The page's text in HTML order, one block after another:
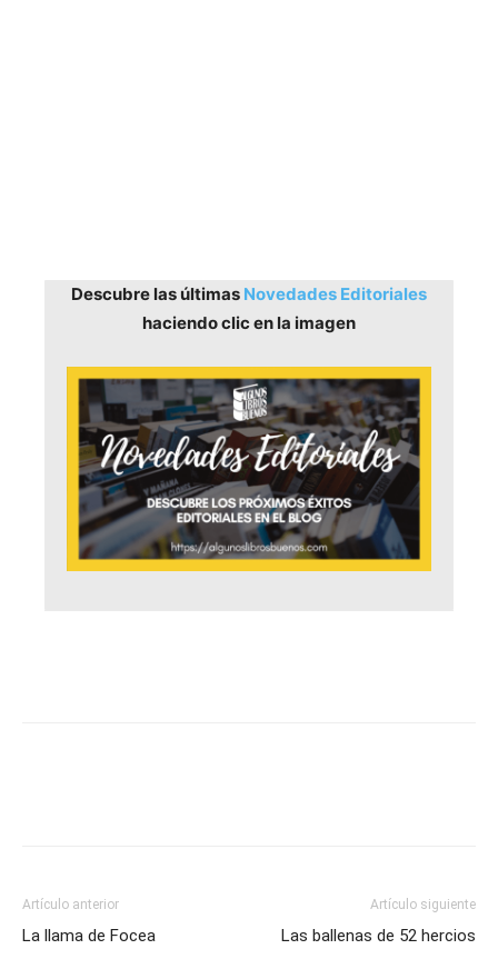
Descubre las últimas Novedades Editoriales
haciendo clic en la imagen
Artículo anterior
La llama de Focea
Artículo siguiente
Las ballenas de 52 hercios